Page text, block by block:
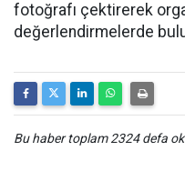
fotoğrafı çektirerek
değerlendirmelerde
Bu haber toplam 2324 defa